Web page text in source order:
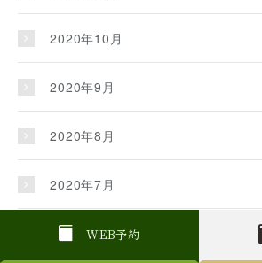
W EB予約
2020年10月
2020年9月
2020年8月
2020年7月
2020年6月